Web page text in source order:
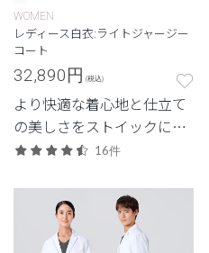
WOMEN
レディース白衣:ライトジャージー
コート
32,890円 (税込)
より快適な着心地と仕立て
の美しさをストイックに追
求した、クラシコにしか生
「ライトジャージー」のレ
ディースドクターコート。
16件